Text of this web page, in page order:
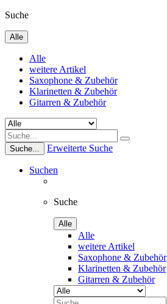
Suche
Alle
Alle
weitere Artikel
Saxophone & Zubehör
Klarinetten & Zubehör
Gitarren & Zubehör
Suche... Erweiterte Suche
Suchen
Suche
Alle
Alle
weitere Artikel
Saxophone & Zubehör
Klarinetten & Zubehör
Gitarren & Zubehör